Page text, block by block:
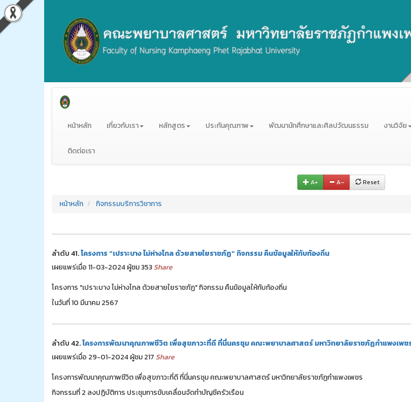
หน้าหลัก เกี่ยวกับเรา หลักสูตร ประกันคุณภาพ พัฒนานักศึกษาและศิลปวัฒนธรรม งานวิจัย
ติดต่อเรา
A+ A– Reset
หน้าหลัก กิจกรรมบริการวิชาการ
ลำดับ 41.โครงการ "เปราะบาง ไม่ห่างไกล ด้วยสายใยราชภัฏ" กิจกรรม คืนข้อมูลให้กับท้องถิ่น
เผยแพร่เมื่อ 11-03-2024 ผู้ชม 353Share
โครงการ "เปราะบาง ไม่ห่างไกล ด้วยสายใยราชภัฏ" กิจกรรม คืนข้อมูลให้กับท้องถิ่น
ในวันที่ 10 มีนาคม 2567
ลำดับ 42.โครงการพัฒนาคุณภาพชีวิต เพื่อสุขภาวะที่ดี ที่นี่นครชุม คณะพยาบาลศาสตร์ มหาวิทยาลัยราชภัฏกำแพงเพช
เผยแพร่เมื่อ 29-01-2024 ผู้ชม 217 Share
โครงการพัฒนาคุณภาพชีวิต เพื่อสุขภาวะที่ดี ที่นี่นครชุม คณะพยาบาลศาสตร์ มหาวิทยาลัยราชภัฏกำแพงเพชร
กิจกรรมที่ 2 ลงปฏิบัติการ ประชุมการขับเคลื่อนจัดทำบัญชีครัวเรือน